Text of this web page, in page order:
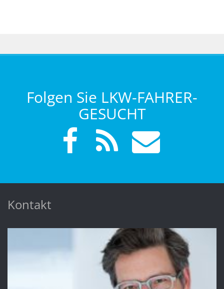
Folgen Sie LKW-FAHRER-
GESUCHT
Kontakt